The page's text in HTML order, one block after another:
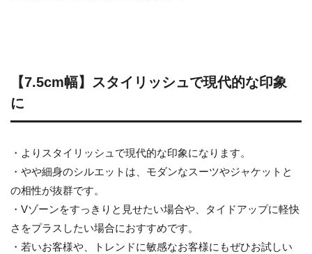
【7.5cm幅】スタイリッシュで現代的な印象
に
・よりスタイリッシュで現代的な印象になります。
・やや細身のシルエットは、モダンなスーツやジャケットと
の相性が抜群です。
・Vゾーンをすっきりと見せたい場合や、タイドアップに軽快
さをプラスしたい場合におすすめです。
・若いお客様や、トレンドに敏感なお客様にもぜひお試しい